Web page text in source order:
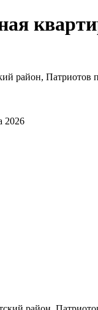
район, Патриотов
2026